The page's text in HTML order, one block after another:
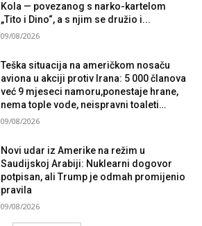
Kola — povezanog s narko-kartelom
„Tito i Dino“, a s njim se družio i...
09/08/2026
Teška situacija na američkom nosaču
aviona u akciji protiv Irana: 5 000 članova
već 9 mjeseci namoru,ponestaje hrane,
nema tople vode, neispravni toaleti…
09/08/2026
Novi udar iz Amerike na režim u
Saudijskoj Arabiji: Nuklearni dogovor
potpisan, ali Trump je odmah promijenio
pravila
09/08/2026